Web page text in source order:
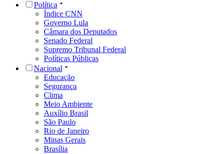
Política
Índice CNN
Governo Lula
Câmara dos Deputados
Senado Federal
Supremo Tribunal Federal
Políticas Públicas
Nacional
Educação
Segurança
Clima
Meio Ambiente
Auxílio Brasil
São Paulo
Rio de Janeiro
Minas Gerais
Brasília